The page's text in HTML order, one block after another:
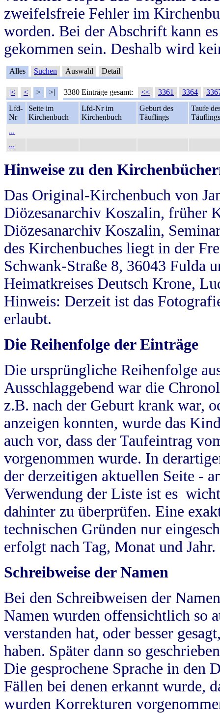
zweifelsfreie Fehler im
worden. Bei der Abschrift kann
gekommen sein. Deshalb wird
Alles Suchen Auswahl Detail
|< < > >| 3380 Einträge gesamt: << 3361 3364
Lfd-
Nr
Seite im
Kirchenbuch
Lfd-Nr im
Kirchenbuch
Geburt des
Täuflings
Taufe
Täuflings
...
...
Hinweise zu den
Das Original-Kirchenbuch von
Diözesanarchiv Koszalin, früher
Diözesanarchiv Koszalin,
des Kirchenbuches liegt in der
Schwank-Straße 8, 36043 Fulda
Heimatkreises Deutsch Krone,
Hinweis: Derzeit ist das
erlaubt.
Die Reihenfolge der Einträge
Die ursprüngliche Reihenfolge
Ausschlaggebend war die
z.B. nach der Geburt krank war,
anzeigen konnten, wurde das
auch vor, dass der Taufeintrag
vorgenommen wurde. In
der derzeitigen aktuellen Seite -
Verwendung der Liste ist es
dahinter zu überprüfen. Eine
technischen Gründen nur
erfolgt nach Tag, Monat und Jahr.
Schreibweise der Namen
Bei den Schreibweisen der
Namen wurden offensichtlich so
verstanden hat, oder besser
haben. Später dann so
Die gesprochene Sprache in
Fällen bei denen erkannt wurde,
wurden Korrekturen